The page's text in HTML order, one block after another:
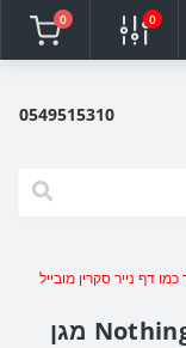
0
0
0549515310
[6 יחידות] Nothing CMF Watch 3 Pro מגן